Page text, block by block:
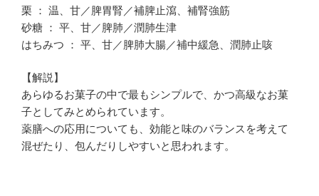
栗 ： 温、甘／脾胃腎／補脾止瀉、補腎強筋
砂糖 ： 平、甘／脾肺／潤肺生津
はちみつ ： 平、甘／脾肺大腸／補中緩急、潤肺止咳
【解説】
あらゆるお菓子の中で最もシンプルで、かつ高級なお菓
子としてみとめられています。
薬膳への応用についても、効能と味のバランスを考えて
混ぜたり、包んだりしやすいと思われます。